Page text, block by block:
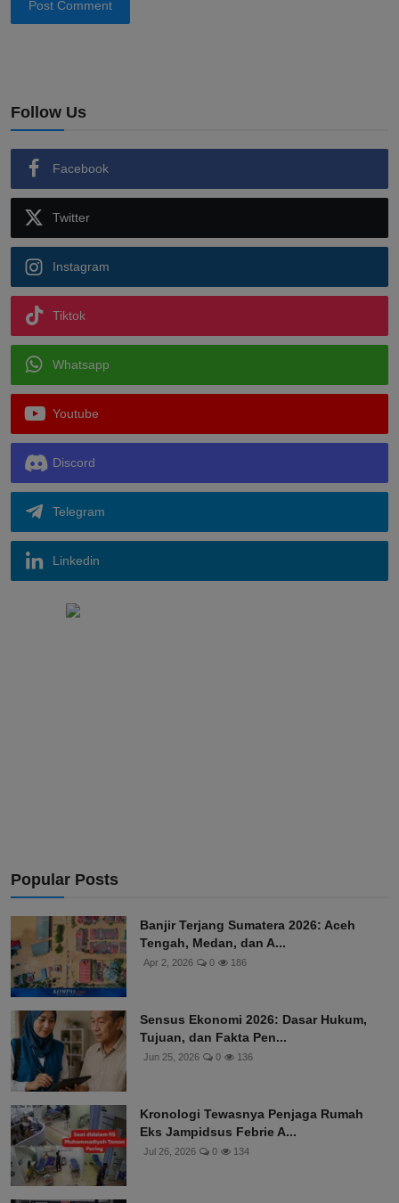
Post Comment
Follow Us
Facebook
Twitter
Instagram
Tiktok
Whatsapp
Youtube
Discord
Telegram
Linkedin
Popular Posts
Banjir Terjang Sumatera 2026: Aceh
Tengah, Medan, dan A...
Apr 2, 2026 0 186
Sensus Ekonomi 2026: Dasar Hukum,
Tujuan, dan Fakta Pen...
Jun 25, 2026 0 136
Kronologi Tewasnya Penjaga Rumah
Eks Jampidsus Febrie A...
Jul 26, 2026 0 134